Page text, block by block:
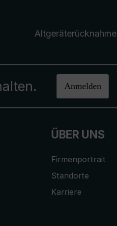
Altgeräterücknahme
Anmelden
ÜBER UNS
Firmenportrait
Standorte
Karriere